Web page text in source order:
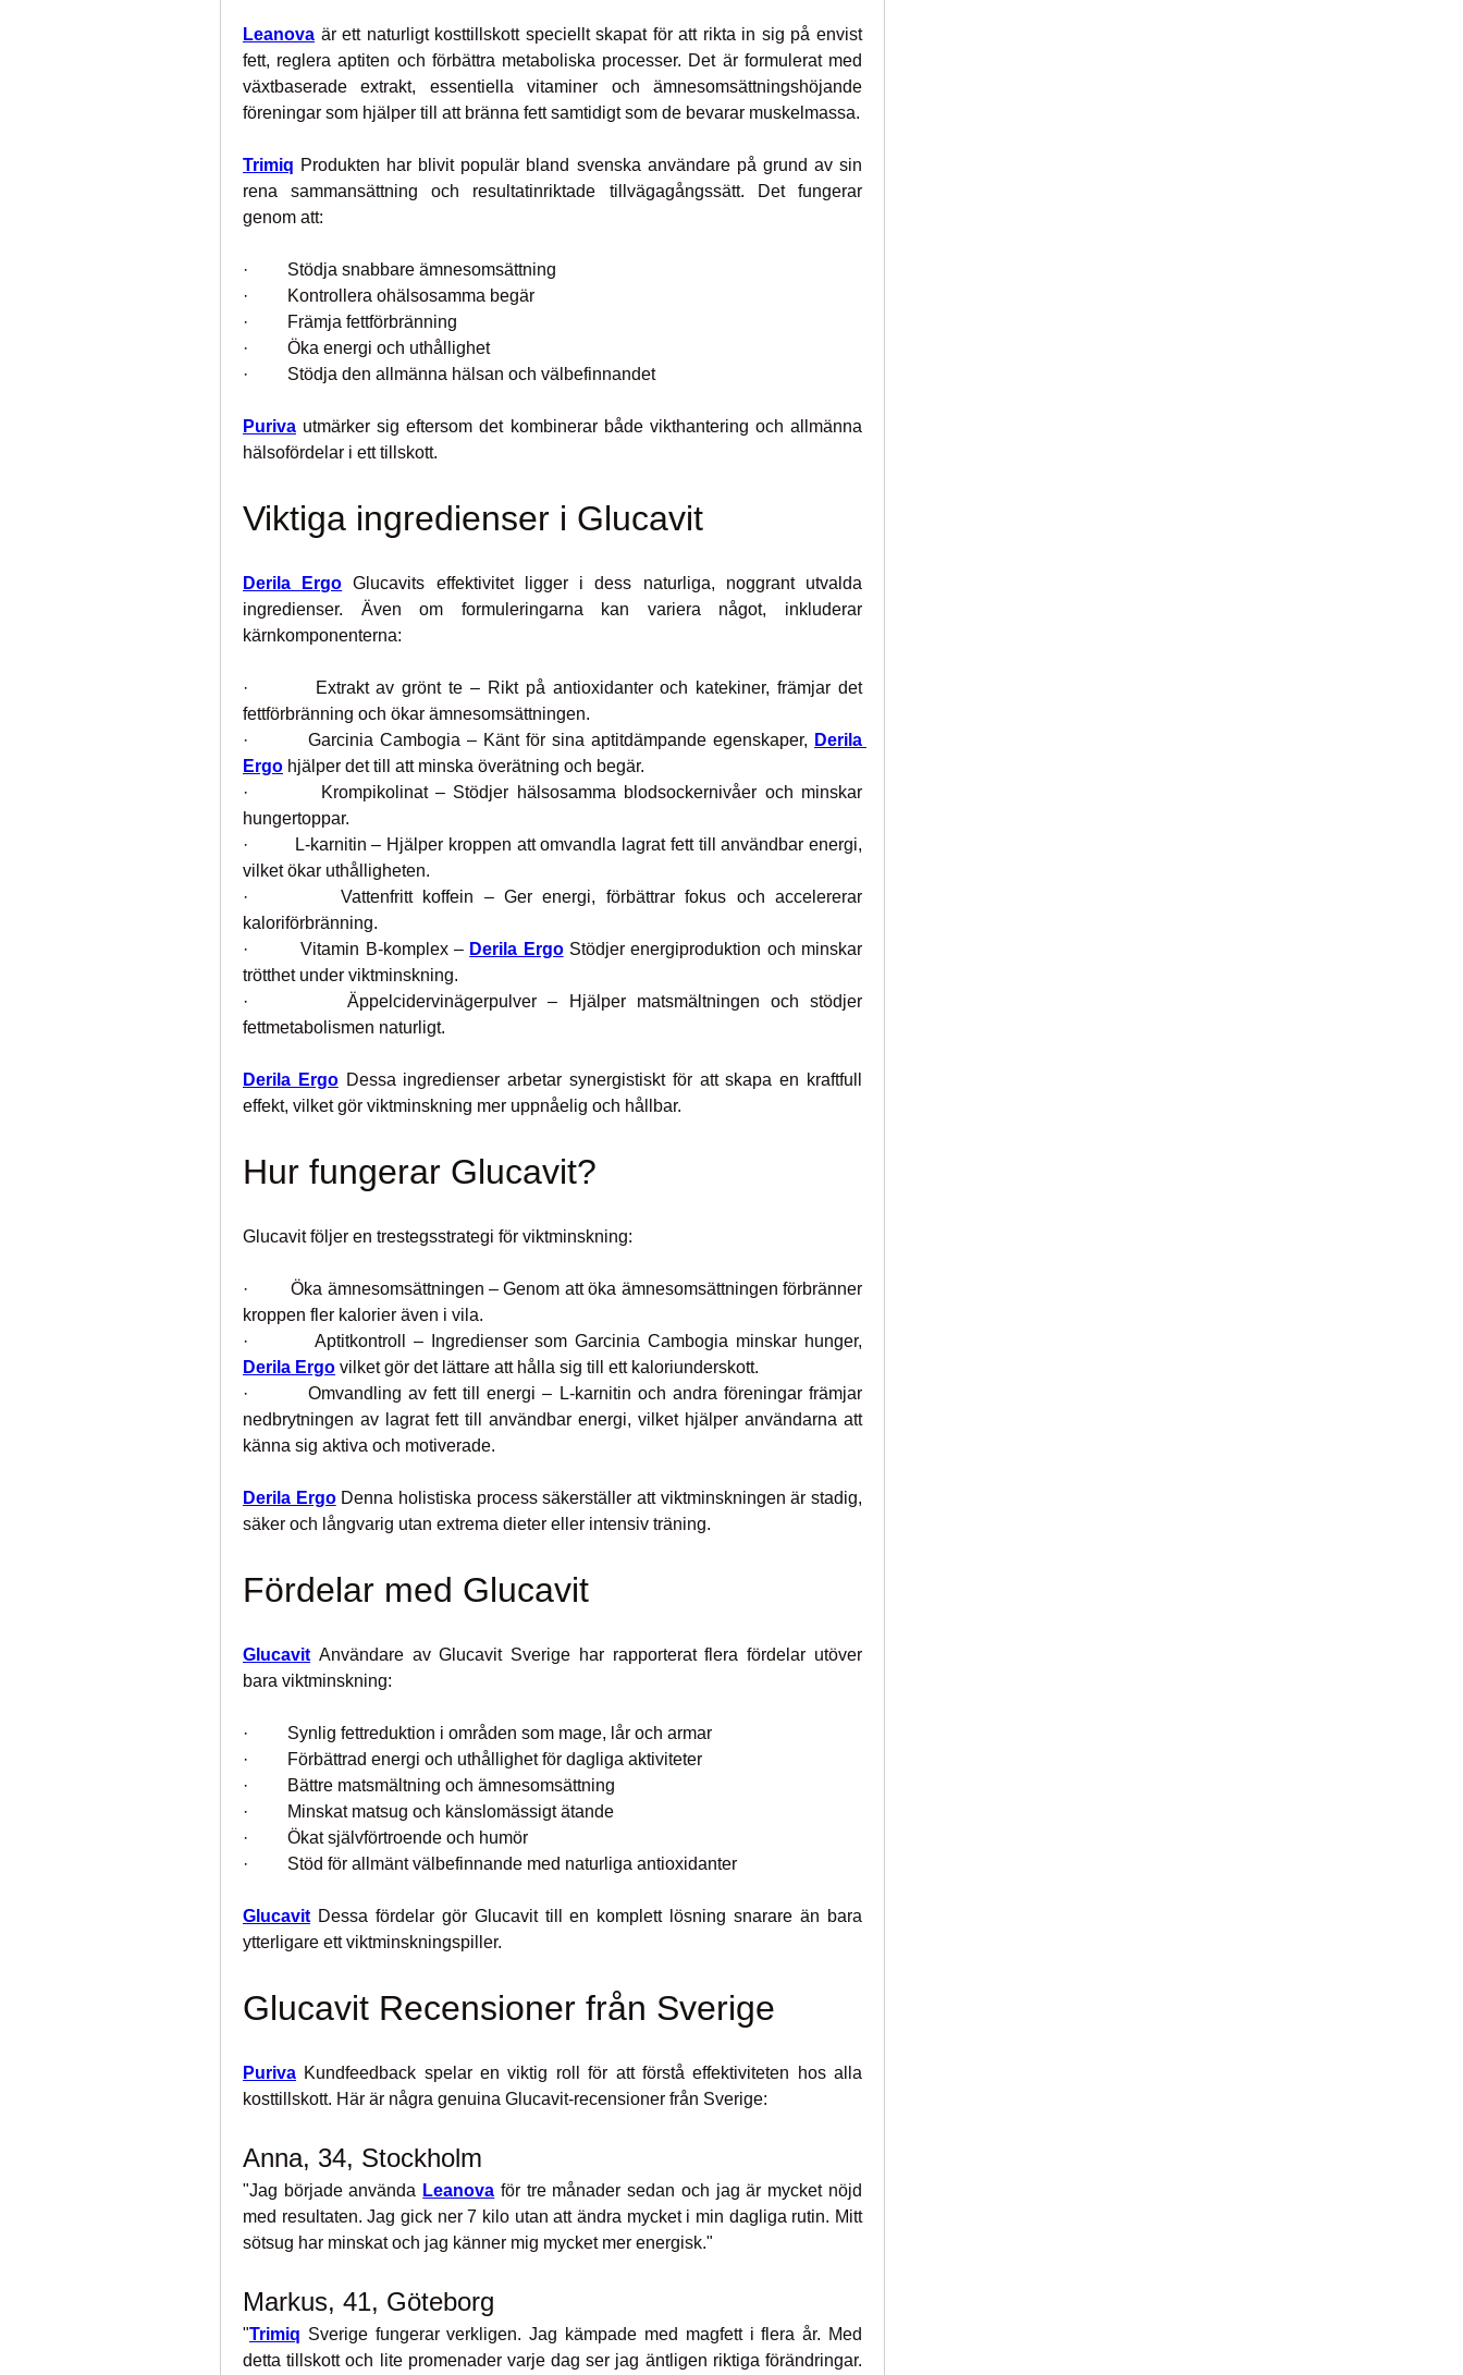
Leanova är ett naturligt kosttillskott speciellt skapat för att rikta in sig på envist
fett, reglera aptiten och förbättra metaboliska processer. Det är formulerat med
växtbaserade extrakt, essentiella vitaminer och ämnesomsättningshöjande
föreningar som hjälper till att bränna fett samtidigt som de bevarar muskelmassa.
Trimiq Produkten har blivit populär bland svenska användare på grund av sin
rena sammansättning och resultatinriktade tillvägagångssätt. Det fungerar
genom att:
·         Stödja snabbare ämnesomsättning
·         Kontrollera ohälsosamma begär
·         Främja fettförbränning
·         Öka energi och uthållighet
·         Stödja den allmänna hälsan och välbefinnandet
Puriva utmärker sig eftersom det kombinerar både vikthantering och allmänna
hälsofördelar i ett tillskott.
Viktiga ingredienser i Glucavit
Derila Ergo Glucavits effektivitet ligger i dess naturliga, noggrant utvalda
ingredienser. Även om formuleringarna kan variera något, inkluderar
kärnkomponenterna:
·         Extrakt av grönt te – Rikt på antioxidanter och katekiner, främjar det
fettförbränning och ökar ämnesomsättningen.
·         Garcinia Cambogia – Känt för sina aptitdämpande egenskaper, Derila
Ergo hjälper det till att minska överätning och begär.
·         Krompikolinat – Stödjer hälsosamma blodsockernivåer och minskar
hungertoppar.
·         L-karnitin – Hjälper kroppen att omvandla lagrat fett till användbar energi,
vilket ökar uthålligheten.
·         Vattenfritt koffein – Ger energi, förbättrar fokus och accelererar
kaloriförbränning.
·         Vitamin B-komplex – Derila Ergo Stödjer energiproduktion och minskar
trötthet under viktminskning.
·         Äppelcidervinägerpulver – Hjälper matsmältningen och stödjer
fettmetabolismen naturligt.
Derila Ergo Dessa ingredienser arbetar synergistiskt för att skapa en kraftfull
effekt, vilket gör viktminskning mer uppnåelig och hållbar.
Hur fungerar Glucavit?
Glucavit följer en trestegsstrategi för viktminskning:
·         Öka ämnesomsättningen – Genom att öka ämnesomsättningen förbränner
kroppen fler kalorier även i vila.
Derila Ergo vilket gör det lättare att hålla sig till ett kaloriunderskott.
·         Omvandling av fett till energi – L-karnitin och andra föreningar främjar
nedbrytningen av lagrat fett till användbar energi, vilket hjälper användarna att
känna sig aktiva och motiverade.
Derila Ergo Denna holistiska process säkerställer att viktminskningen är stadig,
säker och långvarig utan extrema dieter eller intensiv träning.
Fördelar med Glucavit
Glucavit Användare av Glucavit Sverige har rapporterat flera fördelar utöver
bara viktminskning:
·         Synlig fettreduktion i områden som mage, lår och armar
·         Förbättrad energi och uthållighet för dagliga aktiviteter
·         Bättre matsmältning och ämnesomsättning
·         Minskat matsug och känslomässigt ätande
·         Ökat självförtroende och humör
·         Stöd för allmänt välbefinnande med naturliga antioxidanter
Glucavit Dessa fördelar gör Glucavit till en komplett lösning snarare än bara
ytterligare ett viktminskningspiller.
Glucavit Recensioner från Sverige
Puriva Kundfeedback spelar en viktig roll för att förstå effektiviteten hos alla
kosttillskott. Här är några genuina Glucavit-recensioner från Sverige:
Anna, 34, Stockholm
"Jag började använda Leanova för tre månader sedan och jag är mycket nöjd
med resultaten. Jag gick ner 7 kilo utan att ändra mycket i min dagliga rutin. Mitt
sötsug har minskat och jag känner mig mycket mer energisk."
Markus, 41, Göteborg
"Trimiq Sverige fungerar verkligen. Jag kämpade med magfett i flera år. Med
detta tillskott och lite promenader varje dag ser jag äntligen riktiga förändringar.